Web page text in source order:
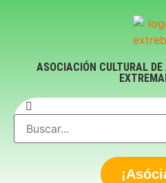
ASOCIACIÓN CULTURAL